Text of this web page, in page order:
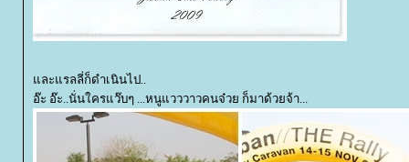
ละแรลลี่ก็ดำเนินไป..
อ๊ะ อ๊ะ..นั่นใครแว๊บๆ ...หนูแวววาวคนจ๋วย ก็มาด้วยจ้า...